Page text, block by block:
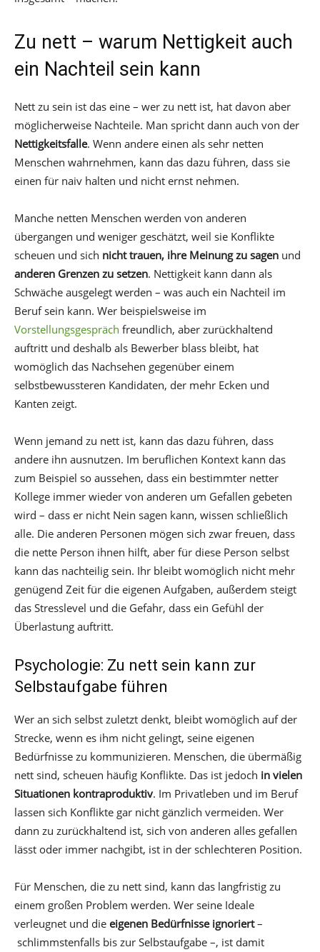
Zu nett – warum Nettigkeit auch
ein Nachteil sein kann
Nett zu sein ist das eine – wer zu nett ist, hat davon aber
möglicherweise Nachteile. Man spricht dann auch von der
Nettigkeitsfalle. Wenn andere einen als sehr netten
Menschen wahrnehmen, kann das dazu führen, dass sie
einen für naiv halten und nicht ernst nehmen.
Manche netten Menschen werden von anderen
übergangen und weniger geschätzt, weil sie Konflikte
scheuen und sich nicht trauen, ihre Meinung zu sagen und
anderen Grenzen zu setzen. Nettigkeit kann dann als
Schwäche ausgelegt werden – was auch ein Nachteil im
Beruf sein kann. Wer beispielsweise im
Vorstellungsgespräch freundlich, aber zurückhaltend
auftritt und deshalb als Bewerber blass bleibt, hat
womöglich das Nachsehen gegenüber einem
selbstbewussteren Kandidaten, der mehr Ecken und
Kanten zeigt.
Wenn jemand zu nett ist, kann das dazu führen, dass
andere ihn ausnutzen. Im beruflichen Kontext kann das
zum Beispiel so aussehen, dass ein bestimmter netter
Kollege immer wieder von anderen um Gefallen gebeten
wird – dass er nicht Nein sagen kann, wissen schließlich
alle. Die anderen Personen mögen sich zwar freuen, dass
die nette Person ihnen hilft, aber für diese Person selbst
kann das nachteilig sein. Ihr bleibt womöglich nicht mehr
genügend Zeit für die eigenen Aufgaben, außerdem steigt
das Stresslevel und die Gefahr, dass ein Gefühl der
Überlastung auftritt.
Psychologie: Zu nett sein kann zur
Selbstaufgabe führen
Wer an sich selbst zuletzt denkt, bleibt womöglich auf der
Strecke, wenn es ihm nicht gelingt, seine eigenen
Bedürfnisse zu kommunizieren. Menschen, die übermäßig
nett sind, scheuen häufig Konflikte. Das ist jedoch in vielen
Situationen kontraproduktiv. Im Privatleben und im Beruf
lassen sich Konflikte gar nicht gänzlich vermeiden. Wer
dann zu zurückhaltend ist, sich von anderen alles gefallen
lässt oder immer nachgibt, ist in der schlechteren Position.
Für Menschen, die zu nett sind, kann das langfristig zu
einem großen Problem werden. Wer seine Ideale
verleugnet und die eigenen Bedürfnisse ignoriert–
schlimmstenfalls bis zur Selbstaufgabe –, ist damit